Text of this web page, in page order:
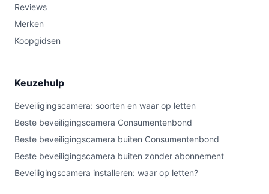
Reviews
Merken
Koopgidsen
Keuzehulp
Beveiligingscamera: soorten en waar op letten
Beste beveiligingscamera Consumentenbond
Beste beveiligingscamera buiten Consumentenbond
Beste beveiligingscamera buiten zonder abonnement
Beveiligingscamera installeren: waar op letten?